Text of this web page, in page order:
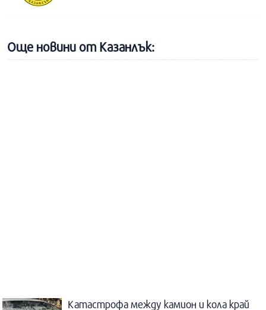
Още новини от Казанлък:
Катастрофа между камион и кола край